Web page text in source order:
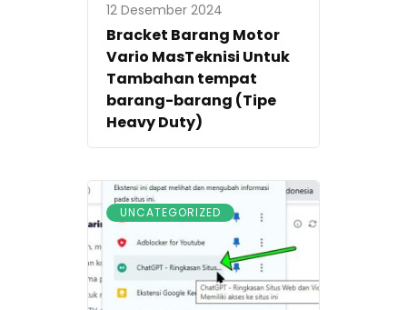
12 Desember 2024
Bracket Barang Motor
Vario MasTeknisi Untuk
Tambahan tempat
barang-barang (Tipe
Heavy Duty)
UNCATEGORIZED